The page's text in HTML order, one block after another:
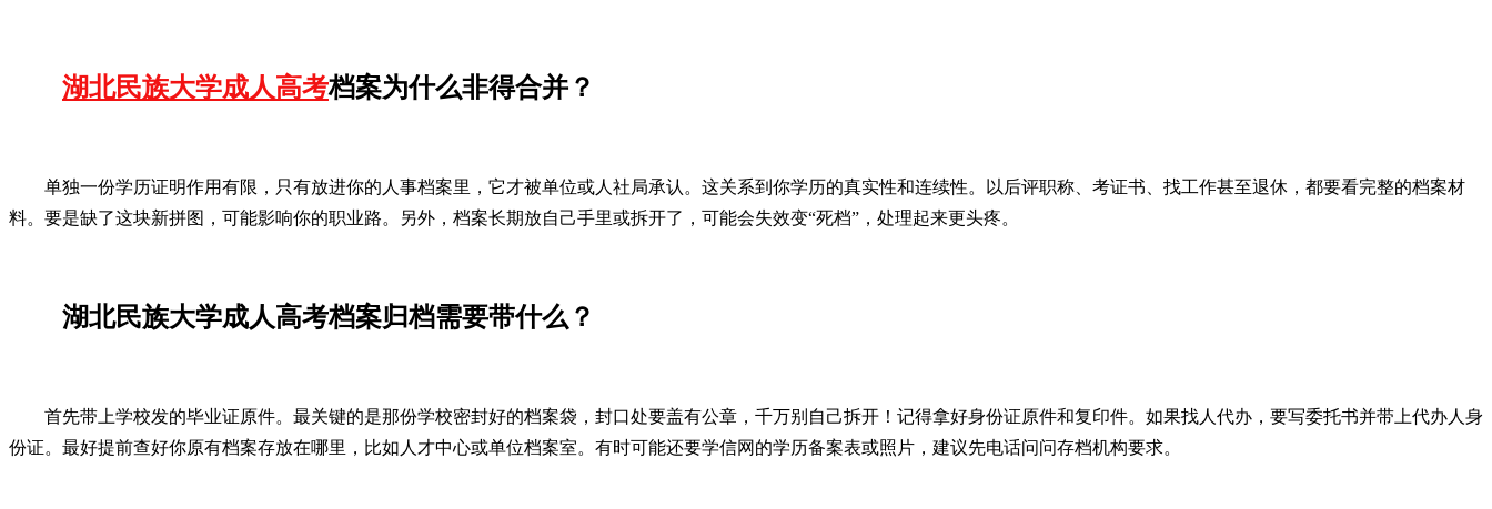
湖北民族大学成人高考档案为什么非得合并？
单独一份学历证明作用有限，只有放进你的人事档案里，它才被单位或人社局承认。这关系到你学历的真实性和连续性。以后评职称、考证书、找工作甚至退休，都要看完整的档案材
料。要是缺了这块新拼图，可能影响你的职业路。另外，档案长期放自己手里或拆开了，可能会失效变“死档”，处理起来更头疼。
湖北民族大学成人高考档案归档需要带什么？
首先带上学校发的毕业证原件。最关键的是那份学校密封好的档案袋，封口处要盖有公章，千万别自己拆开！记得拿好身份证原件和复印件。如果找人代办，要写委托书并带上代办人身
份证。最好提前查好你原有档案存放在哪里，比如人才中心或单位档案室。有时可能还要学信网的学历备案表或照片，建议先电话问问存档机构要求。